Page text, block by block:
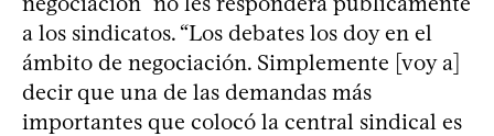
a los sindicatos. “Los debates los doy en el
ámbito de negociación. Simplemente [voy a]
decir que una de las demandas más
importantes que colocó la central sindical es